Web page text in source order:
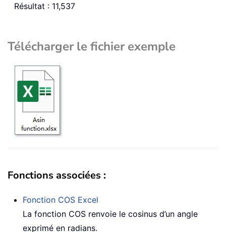
Résultat : 11,537
Télécharger le fichier exemple
Fonctions associées :
Fonction COS Excel
La fonction COS renvoie le cosinus d’un angle
exprimé en radians.